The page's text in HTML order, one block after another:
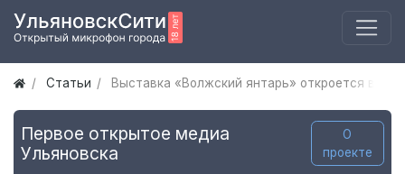
Статьи Выставка «Волжский янтарь» откроется в
Первое открытое медиа
Ульяновска
О
проекте